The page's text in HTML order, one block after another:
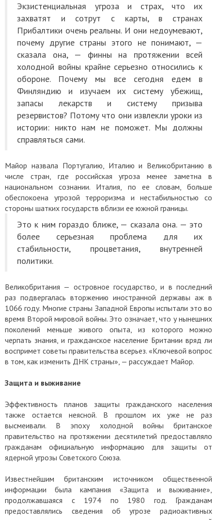
Экзистенциальная угроза и страх, что их
захватят и сотрут с карты, в странах
Прибалтики очень реальны. И они недоумевают,
почему другие страны этого не понимают, —
сказала она, — финны на протяжении всей
холодной войны крайне серьезно относились к
обороне. Почему мы все сегодня едем в
Финляндию и изучаем их систему убежищ,
запасы лекарств и систему призыва
резервистов? Потому что они извлекли уроки из
истории: никто нам не поможет. Мы должны
справляться сами.
Майор назвала Португалию, Италию и Великобританию в
числе стран, где российская угроза менее заметна в
национальном сознании. Италия, по ее словам, больше
обеспокоена угрозой терроризма и нестабильностью со
стороны шатких государств вблизи ее южной границы.
Это к ним гораздо ближе, — сказала она. — это
более серьезная проблема для их
стабильности, процветания, внутренней
политики.
Великобритания — островное государство, и в последний
раз подвергалась вторжению иностранной державы аж в
1066 году. Многие страны Западной Европы испытали это во
время Второй мировой войны. Это означает, что у нынешних
поколений меньше живого опыта, из которого можно
черпать знания, и гражданское население Британии вряд ли
воспримет советы правительства всерьез. «Ключевой вопрос
в том, как изменить ДНК страны», — рассуждает Майор.
Защита и выживание
Эффективность планов защиты гражданского населения
также остается неясной. В прошлом их уже не раз
высмеивали. В эпоху холодной войны британское
правительство на протяжении десятилетий предоставляло
гражданам официальную информацию для защиты от
ядерной угрозы Советского Союза.
Известнейшим британским источником общественной
информации была кампания «Защита и выживание»,
продолжавшаяся с 1974 по 1980 год. Гражданам
предоставлялись сведения об угрозе радиоактивных